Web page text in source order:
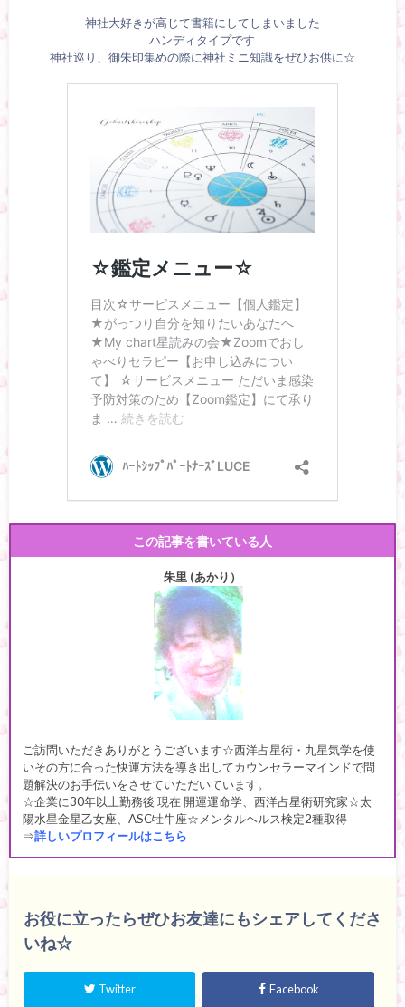
神社大好きが高じて書籍にしてしまいました
ハンディタイプです
神社巡り、御朱印集めの際に神社ミニ知識をぜひお供に☆
この記事を書いている人
朱里 (あかり）
ご訪問いただきありがとうございます☆西洋占星術・九星気学を使
いその方に合った快運方法を導き出してカウンセラーマインドで問
題解決のお手伝いをさせていただいています。
☆企業に30年以上勤務後 現在 開運運命学、西洋占星術研究家☆太
陽水星金星乙女座、ASC牡牛座☆メンタルヘルス検定2種取得
⇒詳しいプロフィールはこちら
お役に立ったらぜひお友達にもシェアしてくださ
いね☆
Twitter Facebook